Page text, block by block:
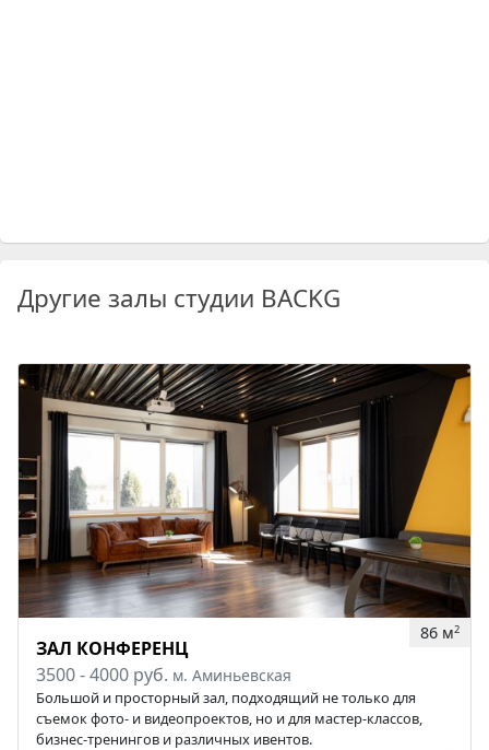
Другие залы студии BACKG
86 м2
ЗАЛ КОНФЕРЕНЦ
3500 - 4000 руб. м. Аминьевская
Большой и просторный зал, подходящий не только для
съемок фото- и видеопроектов, но и для мастер-классов,
бизнес-тренингов и различных ивентов.